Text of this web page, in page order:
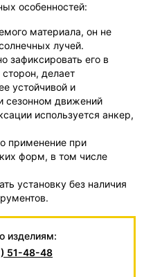
особенностей:
материала, он не
лучей.
зафиксировать его в
делает
устойчивой и
сезонном движений
используется анкер,
применение при
форм, в том числе
установку без наличия
изделиям:
51-48-48